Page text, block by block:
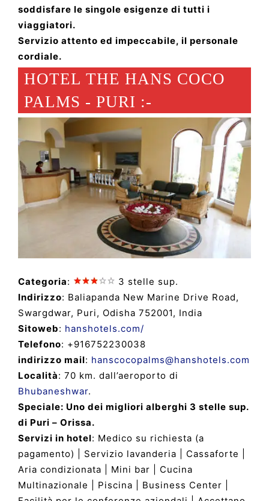
soddisfare le singole esigenze di tutti i
viaggiatori.
Servizio attento ed impeccabile, il personale
cordiale.
HOTEL THE HANS COCO
PALMS - PURI :-
Categoria:
3 stelle sup.
Indirizzo: Baliapanda New Marine Drive Road,
Swargdwar, Puri, Odisha 752001, India
Sitoweb: hanshotels.com/
Telefono: +916752230038
indirizzo mail: hanscocopalms@hanshotels.com
Località: 70 km. dall’aeroporto di
Bhubaneshwar.
Speciale: Uno dei migliori alberghi 3 stelle sup.
di Puri – Orissa.
Servizi in hotel: Medico su richiesta (a
pagamento) | Servizio lavanderia | Cassaforte |
Aria condizionata | Mini bar | Cucina
Multinazionale | Piscina | Business Center |